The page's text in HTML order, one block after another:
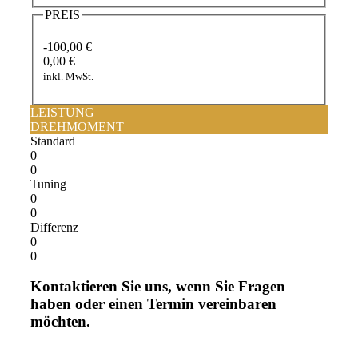
PREIS
-100,00 €
0,00 €
inkl. MwSt.
LEISTUNG
DREHMOMENT
Standard
0
0
Tuning
0
0
Differenz
0
0
Kontaktieren Sie uns, wenn Sie Fragen
haben oder einen Termin vereinbaren
möchten.